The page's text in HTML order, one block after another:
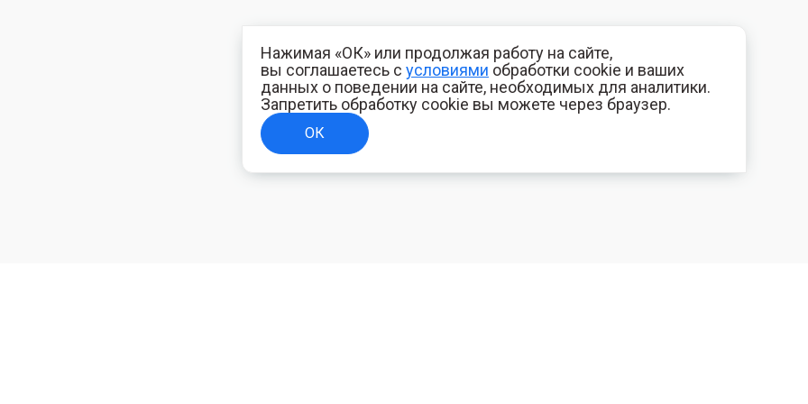
Нажимая «ОК» или продолжая работу на сайте,
вы соглашаетесь с условиями обработки cookie и ваших
данных о поведении на сайте, необходимых для аналитики.
Запретить обработку cookie вы можете через браузер.
ОК